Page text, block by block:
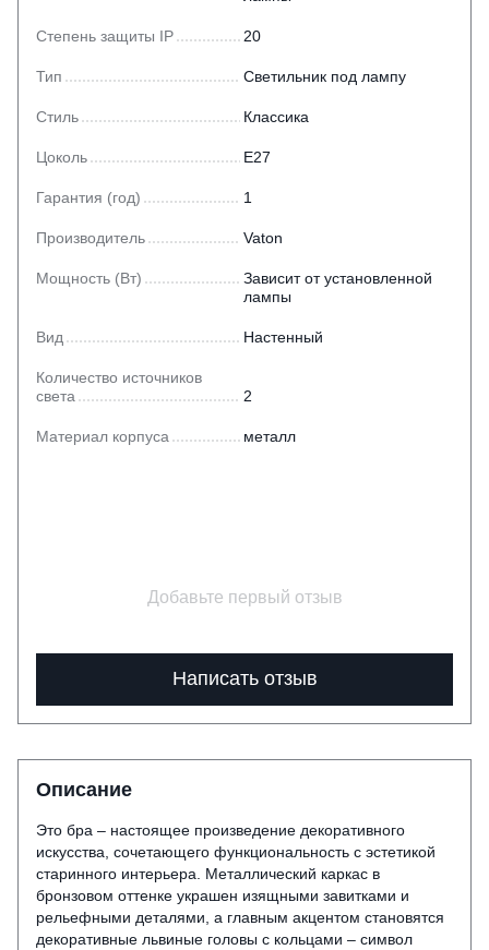
Степень защиты IP 20
Тип Светильник под лампу
Стиль Классика
Цоколь E27
Гарантия (год) 1
Производитель Vaton
Мощность (Вт)
Зависит от установленной
лампы
Вид Настенный
Количество источников
света
2
Материал корпуса металл
Добавьте первый отзыв
Написать отзыв
Описание
Это бра – настоящее произведение декоративного
искусства, сочетающего функциональность с эстетикой
старинного интерьера. Металлический каркас в
бронзовом оттенке украшен изящными завитками и
рельефными деталями, а главным акцентом становятся
декоративные львиные головы с кольцами – символ